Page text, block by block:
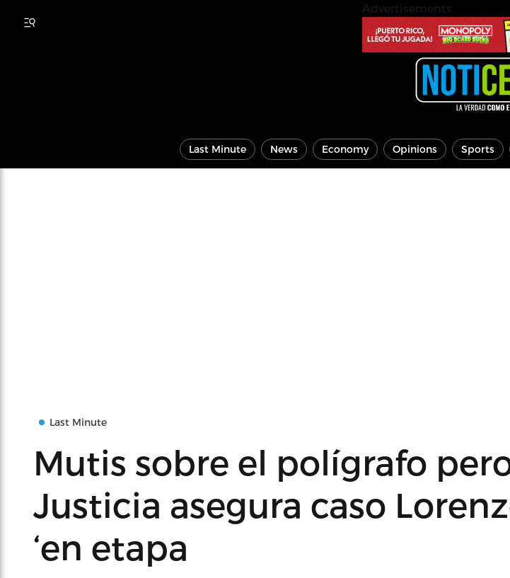
Last Minute News Economy Opinions Sports
Last Minute
Mutis sobre el polígrafo
Justicia asegura caso
‘en etapa